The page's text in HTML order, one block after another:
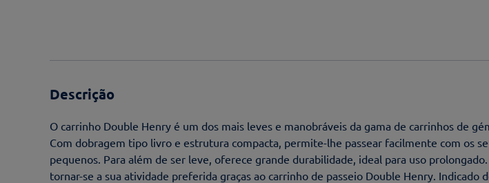
Descrição
O carrinho Double Henry é um dos mais leves e manobráveis da gama de carrinhos de
Com dobragem tipo livro e estrutura compacta, permite-lhe passear facilmente com os
pequenos. Para além de ser leve, oferece grande durabilidade, ideal para uso prolongado.
tornar-se a sua atividade preferida graças ao carrinho de passeio Double Henry. Indicado